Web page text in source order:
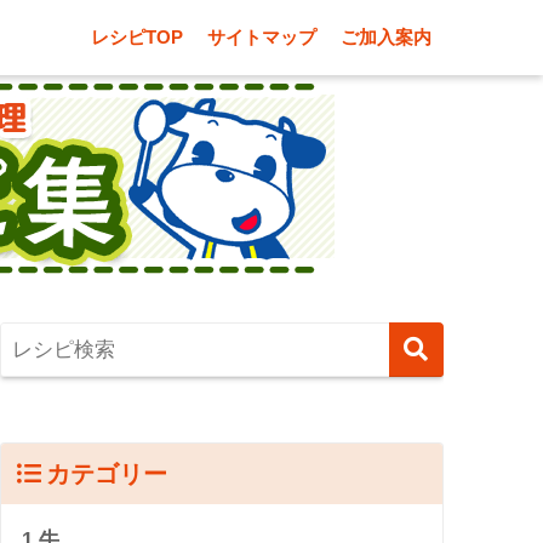
レシピTOP サイトマップ ご加入案内
カテゴリー